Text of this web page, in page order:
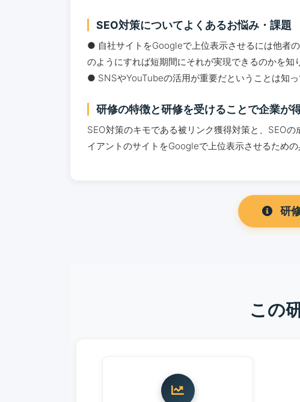
SEO対策についてよくあるお悩み・課題
● 自社サイトをGoogleで上位表示させるには他者
のようにすれば短期間にそれが実現できるのかを知
● SNSやYouTubeの活用が重要だということは知
研修の特徴と研修を受けることで企業が
SEO対策のキモである被リンク獲得対策と、SEO
イアントのサイトをGoogleで上位表示させるための
研
この